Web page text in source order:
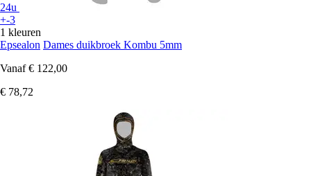
24u
+-3
1 kleuren
Epsealon Dames duikbroek Kombu 5mm
Vanaf € 122,00
€ 78,72